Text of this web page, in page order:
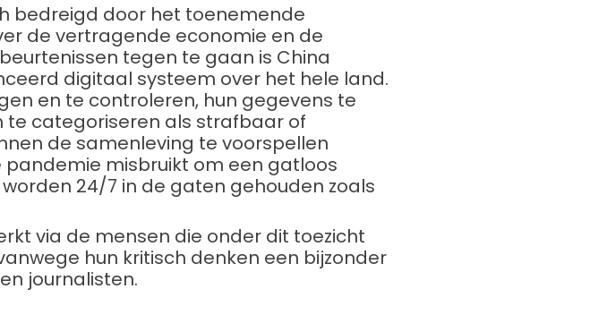
bedreigd door het toenemende
de vertragende economie en de
tegen te gaan is China
digitaal systeem over het hele land.
en te controleren, hun gegevens te
categoriseren als strafbaar of
de samenleving te voorspellen
pandemie misbruikt om een gatloos
24/7 in de gaten gehouden zoals
via de mensen die onder dit toezicht
hun kritisch denken een bijzonder
journalisten.